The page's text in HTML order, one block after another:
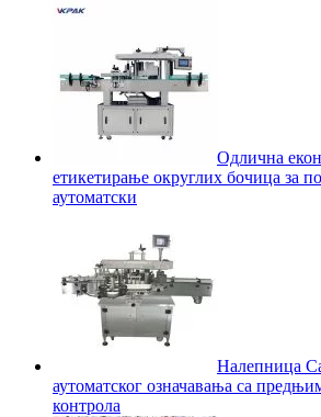
Одлична
етикетирање округлих бочица за
аутоматски
Налепница
аутоматског означавања са
контрола